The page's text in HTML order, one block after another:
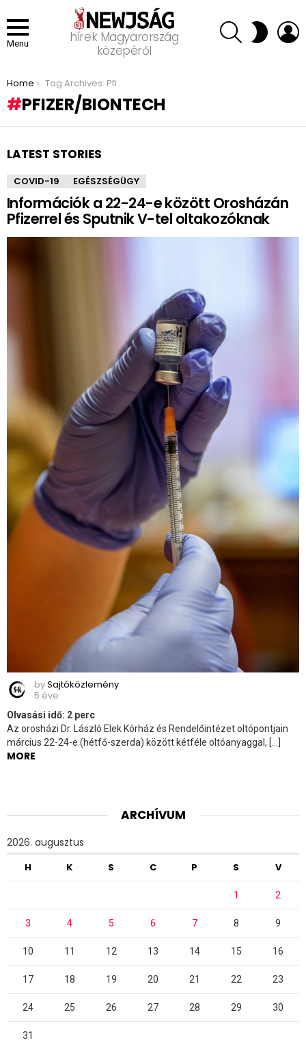
Menu
hírek Magyarország
közepéről
SEARCH SWITCH
SKIN
You are here:
Home Tag Archives: Pfizer/BioNTech
PFIZER/BIONTECH
LATEST STORIES
COVID-19 EGÉSZSÉGÜGY
Információk a 22-24-e között Orosházán
Pfizerrel és Sputnik V-tel oltakozóknak
bySajtóközlemény
5 éve
Olvasási idő: 2 perc
Az orosházi Dr. László Elek Kórház és Rendelőintézet oltópontjain
március 22-24-e (hétfő-szerda) között kétféle oltóanyaggal, […]
MORE
ARCHÍVUM
2026. augusztus
H K S C P S V
1 2
3 4 5 6 7 8 9
10 11 12 13 14 15 16
17 18 19 20 21 22 23
24 25 26 27 28 29 30
31